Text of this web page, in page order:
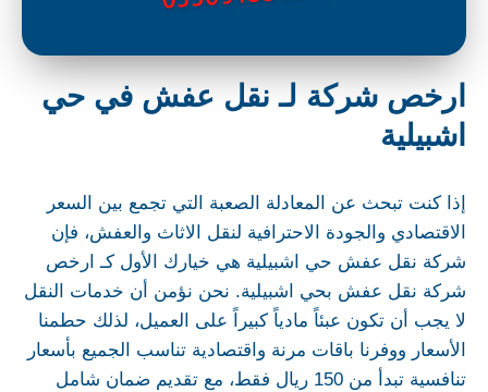
ارخص شركة لـ نقل عفش في حي
اشبيلية
إذا كنت تبحث عن المعادلة الصعبة التي تجمع بين السعر
الاقتصادي والجودة الاحترافية لنقل الاثاث والعفش، فإن
شركة نقل عفش حي اشبيلية هي خيارك الأول كـ ارخص
شركة نقل عفش بحي اشبيلية. نحن نؤمن أن خدمات النقل
لا يجب أن تكون عبئاً مادياً كبيراً على العميل، لذلك حطمنا
الأسعار ووفرنا باقات مرنة واقتصادية تناسب الجميع بأسعار
تنافسية تبدأ من 150 ريال فقط، مع تقديم ضمان شامل